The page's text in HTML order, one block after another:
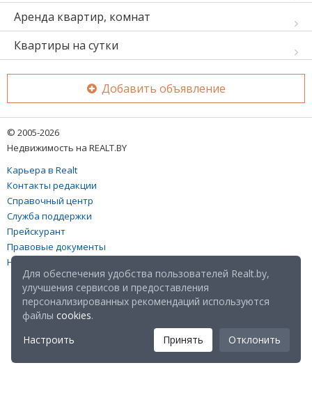
Аренда квартир, комнат
Квартиры на сутки
Добавить объявление
© 2005-2026
Недвижимость на REALT.BY
Карьера в Realt
Контакты редакции
Справочный центр
Служба поддержки
Прейскурант
Правовые документы
Настройка файлов cookies
Для обеспечения удобства пользователей Realt.by,
улучшения сервисов и предоставления
персонализированных рекомендаций используются
файлы cookies.
Настроить
Принять Отклонить